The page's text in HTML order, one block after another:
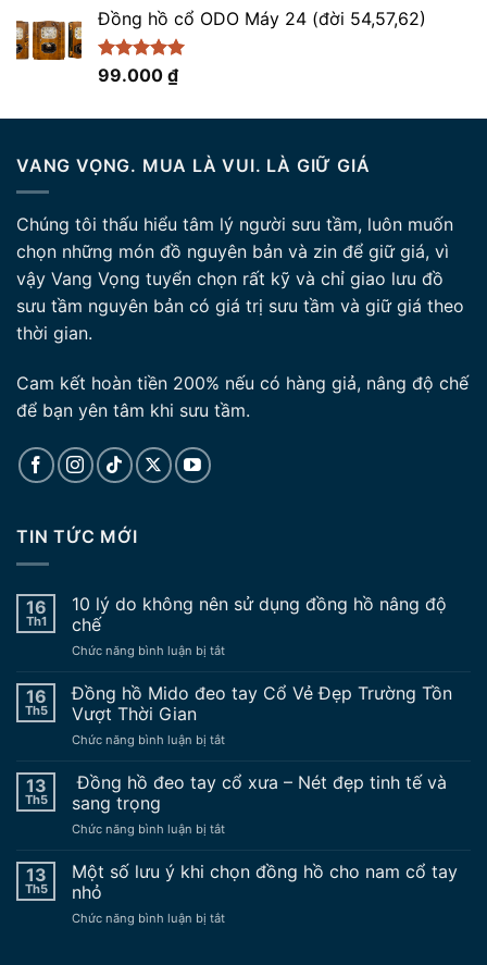
5 sao
là:
tại
Đồng hồ cổ ODO Máy 24 (đời 54,57,62)
Được xếp
5.00
99.000 ₫
VANG VỌNG. MUA LÀ VUI. LÀ GIỮ GIÁ
Chúng tôi thấu hiểu tâm lý người sưu tầm, luôn muốn
chọn những món đồ nguyên bản và zin để giữ giá, vì
vậy Vang Vọng tuyển chọn rất kỹ và chỉ giao lưu đồ
sưu tầm nguyên bản có giá trị sưu tầm và giữ giá theo
thời gian.
Cam kết hoàn tiền 200% nếu có hàng giả, nâng độ chế
để bạn yên tâm khi sưu tầm.
TIN TỨC MỚI
16
Th1
10 lý do không nên sử dụng đồng hồ nâng độ
chế
Chức năng bình luận bị tắtở
lý
do
nên
dụng
nâng
chế
16
Th5
Đồng hồ Mido đeo tay Cổ Vẻ Đẹp Trường Tồn
Vượt Thời Gian
Chức năng bình luận bị tắtở
hồ
Mido
tay
Vẻ
Đẹp
Tồn
13
Th5
Đồng hồ đeo tay cổ xưa – Nét đẹp tinh tế và
sang trọng
Chức năng bình luận bị tắtở
đeo
cổ
13
Th5
Một số lưu ý khi chọn đồng hồ cho nam cổ tay
nhỏ
Chức năng bình luận bị tắtở